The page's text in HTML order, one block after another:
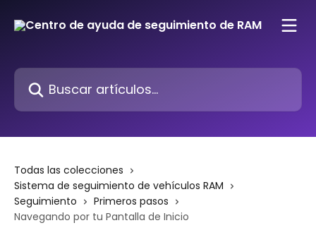
Buscar artículos...
Todas las colecciones
Sistema de seguimiento de vehículos RAM
Seguimiento
Primeros pasos
Navegando por tu Pantalla de Inicio